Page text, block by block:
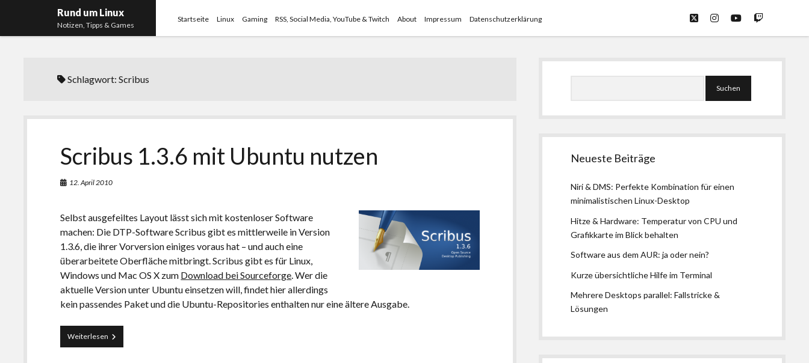
Rund um Linux
Notizen, Tipps & Games
Startseite Linux Gaming RSS, Social Media, YouTube & Twitch About Impressum Datenschutzerklärung twitterinstagram
youtubetwitch
Schlagwort:Scribus
Scribus 1.3.6 mit Ubuntu nutzen
12. April 2010
Selbst ausgefeiltes Layout lässt sich mit kostenloser Software
machen: Die DTP-Software Scribus gibt es mittlerweile in Version
1.3.6, die ihrer Vorversion einiges voraus hat – und auch eine
überarbeitete Oberfläche mitbringt. Scribus gibt es für Linux,
Windows und Mac OS X zum Download bei Sourceforge. Wer die
aktuelle Version unter Ubuntu einsetzen will, findet hier allerdings
kein passendes Paket und die Ubuntu-Repositories enthalten nur eine ältere Ausgabe.
Weiterlesen Scribus
1.3.6
Seitenleiste
Neueste Beiträge
Niri & DMS: Perfekte Kombination für einen
minimalistischen Linux-Desktop
Hitze & Hardware: Temperatur von CPU und
Grafikkarte im Blick behalten
Software aus dem AUR: ja oder nein?
Kurze übersichtliche Hilfe im Terminal
Mehrere Desktops parallel: Fallstricke &
Lösungen